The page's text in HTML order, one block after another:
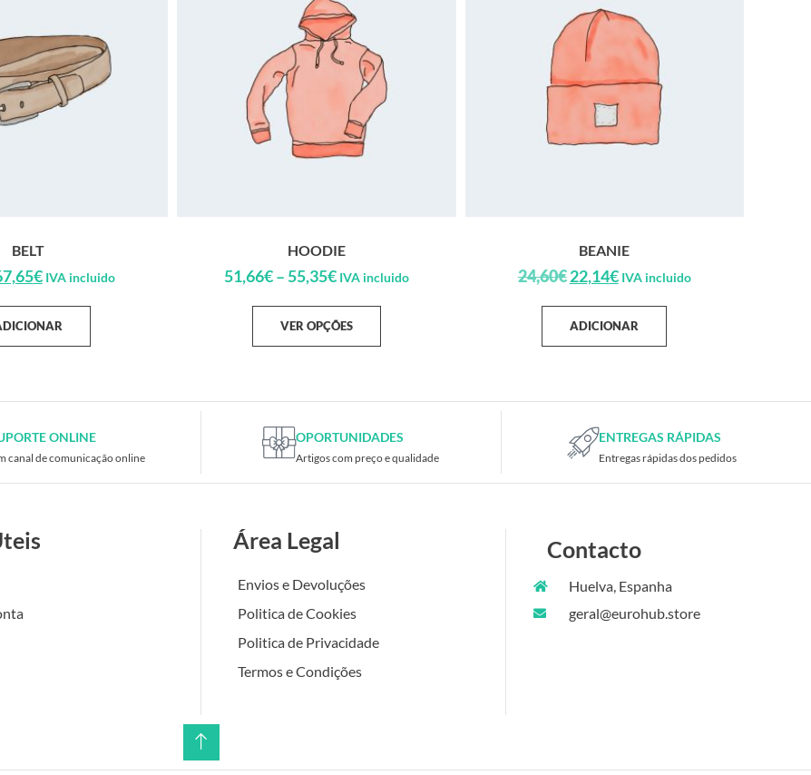
BELT
€ IVA incluido
HOODIE
51,66€– 55,35€ IVA incluido
VER OPÇÕES
BEANIE
24,60€22,14€ IVA incluido
ADICIONAR
ONLINE
canal de comunicação online
OPORTUNIDADES
Artigos com preço e qualidade
ENTREGAS RÁPIDAS
Entregas rápidas dos pedidos
Área Legal
Envios e Devoluções
Politica de Cookies
Politica de Privacidade
Termos e Condições
Contacto
Huelva, Espanha
geral@eurohub.store